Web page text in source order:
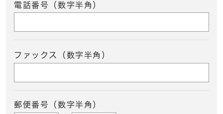
電話番号（数字半角）
ファックス（数字半角）
郵便番号（数字半角）